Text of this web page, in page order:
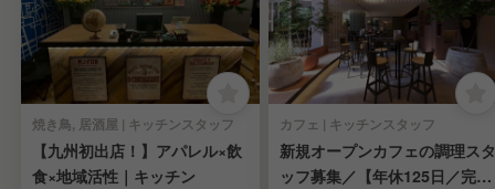
焼き鳥, 居酒屋 | キッチンスタッフ
【九州初出店！】アパレル×飲
食×地域活性｜キッチン
カフェ | キッチンスタッフ
新規オープンカフェの調理スタ
ッフ募集／【年休125日／完全